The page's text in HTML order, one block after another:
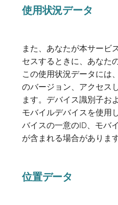
使用状況データ
また、あなたが本サービ
セスするときに、あなた
この使用状況データには
のバージョン、アクセス
ます。デバイス識別子お
モバイルデバイスを使用
バイスの一意のID、モバ
が含まれる場合がありま
位置データ